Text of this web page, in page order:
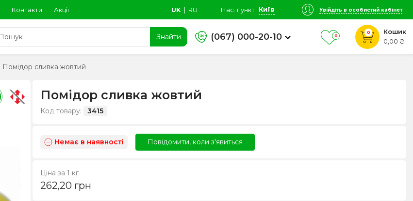
Контакти Акції UK ∣ RU Нас. пункт Київ Увійдіть в особистий кабінет
Знайти (067) 000-20-10 0
0
Кошик
0,00 ₴
Помідор сливка жовтий
Помідор сливка жовтий
Код товару: 3415
Немає в наявності Повідомити, коли з'явиться
Ціна за 1 кг
262,20 грн